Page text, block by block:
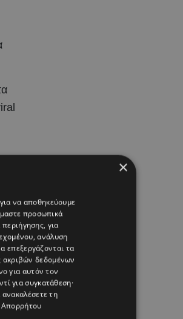
το
×
να αποθηκεύουμε
προσωπικά
για
ανάλυση
επεξεργάζονται τα
ακριβών δεδομένων
για αυτόν τον
για συγκατάθεση·
τη
Απορρήτου